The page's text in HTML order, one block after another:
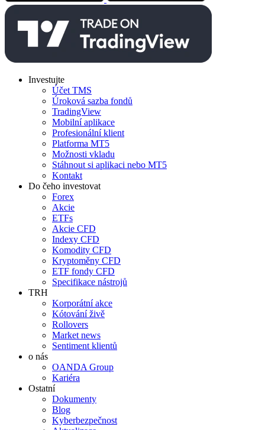
Investujte
Účet TMS
Úroková sazba fondů
TradingView
Mobilní aplikace
Profesionální klient
Platforma MT5
Možnosti vkladu
Stáhnout si aplikaci nebo MT5
Kontakt
Do čeho investovat
Forex
Akcie
ETFs
Akcie CFD
Indexy CFD
Komodity CFD
Kryptoměny CFD
ETF fondy CFD
Specifikace nástrojů
TRH
Korporátní akce
Kótování živě
Rollovers
Market news
Sentiment klientů
o nás
OANDA Group
Kariéra
Ostatní
Dokumenty
Blog
Kyberbezpečnost